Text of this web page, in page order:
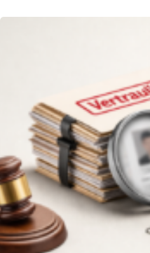
Art.